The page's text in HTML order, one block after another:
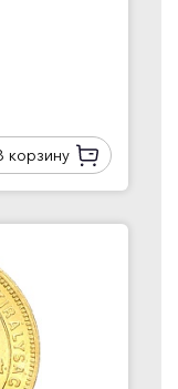
корзину